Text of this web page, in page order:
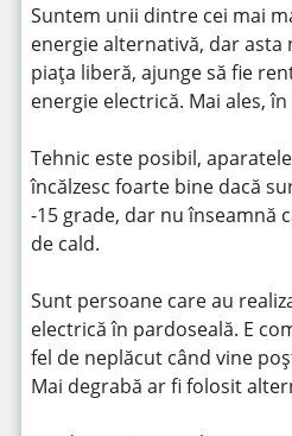
Suntem unii dintre cei mai
energie alternativă, dar asta
piața liberă, ajunge să fie
energie electrică. Mai ales,
Tehnic este posibil,
încălzesc foarte bine dacă
-15 grade, dar nu înseamnă
de cald.
Sunt persoane care au
electrică în pardoseală. E
fel de neplăcut când vine
Mai degrabă ar fi folosit